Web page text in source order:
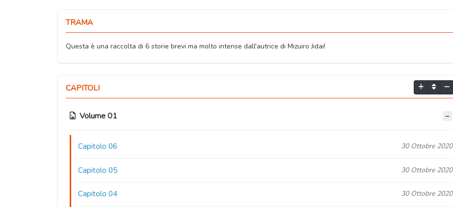
TRAMA
Questa è una raccolta di 6 storie brevi ma molto intense dall'autrice di Mizuiro Jidai!
CAPITOLI
Volume 01
Capitolo 06 30 Ottobre 2020
Capitolo 05 30 Ottobre 2020
Capitolo 04 30 Ottobre 2020